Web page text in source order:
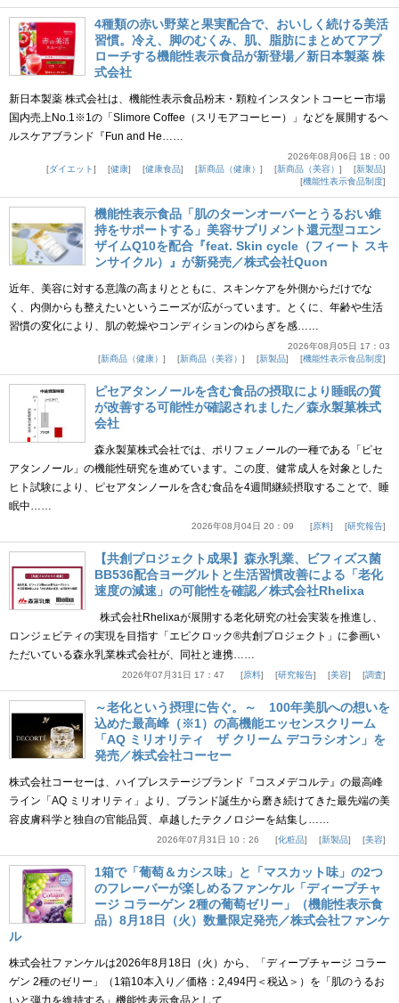
4種類の赤い野菜と果実配合で、おいしく続ける美活
習慣。冷え、脚のむくみ、肌、脂肪にまとめてアプ
ローチする機能性表示食品が新登場／新日本製薬 株
式会社
新日本製薬 株式会社は、機能性表示食品粉末・顆粒インスタントコーヒー市場
国内売上No.1※1の「Slimore Coffee（スリモアコーヒー）」などを展開するヘ
ルスケアブランド『Fun and He……
2026年08月06日 18：00
ダイエット
健康 健康食品 新商品（健康） 新商品（美容）
新製品
機能性表示食品制度
機能性表示食品「肌のターンオーバーとうるおい維
持をサポートする」美容サプリメント還元型コエン
ザイムQ10を配合『feat. Skin cycle（フィート スキ
ンサイクル）』が新発売／株式会社Quon
近年、美容に対する意識の高まりとともに、スキンケアを外側からだけでな
く、内側からも整えたいというニーズが広がっています。とくに、年齢や生活
習慣の変化により、肌の乾燥やコンディションのゆらぎを感……
2026年08月05日 17：03
新商品（健康）
新商品（美容） 新製品 機能性表示食品制度
ピセアタンノールを含む食品の摂取により睡眠の質
が改善する可能性が確認されました／森永製菓株式
会社
森永製菓株式会社では、ポリフェノールの一種である「ピセ
アタンノール」の機能性研究を進めています。この度、健常成人を対象とした
ヒト試験により、ピセアタンノールを含む食品を4週間継続摂取することで、睡
眠中……
2026年08月04日 20：09 原料 研究報告
【共創プロジェクト成果】森永乳業、ビフィズス菌
BB536配合ヨーグルトと生活習慣改善による「老化
速度の減速」の可能性を確認／株式会社Rhelixa
株式会社Rhelixaが展開する老化研究の社会実装を推進し、
ロンジェビティの実現を目指す「エピクロック®共創プロジェクト」に参画い
ただいている森永乳業株式会社が、同社と連携……
2026年07月31日 17：47 原料 研究報告 美容 調査
～老化という摂理に告ぐ。～ 100年美肌への想いを
込めた最高峰（※1）の高機能エッセンスクリーム
「AQ ミリオリティ ザ クリーム デコラシオン」を
発売／株式会社コーセー
株式会社コーセーは、ハイプレステージブランド『コスメデコルテ』の最高峰
ライン「AQ ミリオリティ」より、ブランド誕生から磨き続けてきた最先端の美
容皮膚科学と独自の官能品質、卓越したテクノロジーを結集し……
2026年07月31日 10：26 化粧品 新製品 美容
1箱で「葡萄＆カシス味」と「マスカット味」の2つ
のフレーバーが楽しめるファンケル「ディープチャ
ージ コラーゲン 2種の葡萄ゼリー」（機能性表示食
品）8月18日（火）数量限定発売／株式会社ファンケ
ル
株式会社ファンケルは2026年8月18日（火）から、「ディープチャージ コラー
ゲン 2種のゼリー」（1箱10本入り／価格：2,494円＜税込＞）を「肌のうるお